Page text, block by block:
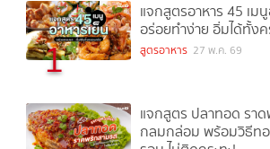
1
แจกสูตรอาหาร 45 เมนู
อร่อยทำง่าย อิ่มได้ทั้ง
สูตรอาหาร 27 พ.ค. 69
แจกสูตร ปลาทอด รา
กลมกล่อม พร้อมวิธีท